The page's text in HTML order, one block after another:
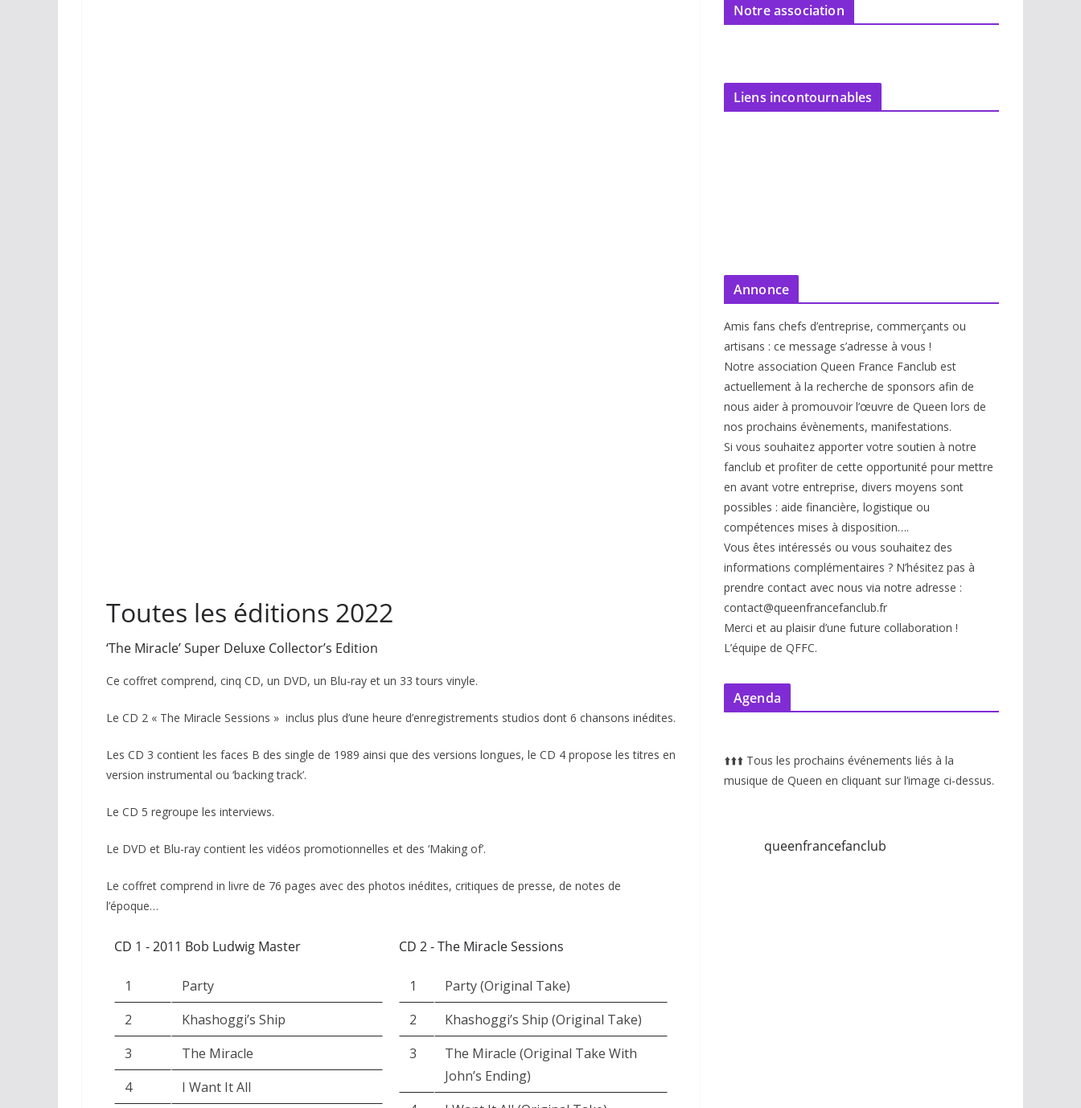
Toutes les éditions 2022
‘The Miracle’ Super Deluxe Collector’s Edition
Ce coffret comprend, cinq CD, un DVD, un Blu-ray et un 33 tours vinyle.
Le CD 2 « The Miracle Sessions » inclus plus d’une heure d’enregistrements studios dont 6 chansons inédites.
Les CD 3 contient les faces B des single de 1989 ainsi que des versions longues, le CD 4 propose les titres en
version instrumental ou ‘backing track’.
Le CD 5 regroupe les interviews.
Le DVD et Blu-ray contient les vidéos promotionnelles et des ‘Making of’.
Le coffret comprend in livre de 76 pages avec des photos inédites, critiques de presse, de notes de
l’époque…
CD 1 - 2011 Bob Ludwig Master
1
Party
2
Khashoggi’s Ship
3
The Miracle
4
I Want It All
CD 2 - The Miracle Sessions
1
Party (Original Take)
2
Khashoggi’s Ship (Original Take)
3
The Miracle (Original Take With
John’s Ending)
Notre association
Liens incontournables
Annonce
Amis fans chefs d’entreprise, commerçants ou
artisans : ce message s’adresse à vous !
Notre association Queen France Fanclub est
actuellement à la recherche de sponsors afin de
nous aider à promouvoir l’œuvre de Queen lors de
nos prochains évènements, manifestations.
Si vous souhaitez apporter votre soutien à notre
fanclub et profiter de cette opportunité pour mettre
en avant votre entreprise, divers moyens sont
possibles : aide financière, logistique ou
compétences mises à disposition….
Vous êtes intéressés ou vous souhaitez des
informations complémentaires ? N’hésitez pas à
prendre contact avec nous via notre adresse :
contact@queenfrancefanclub.fr
Merci et au plaisir d’une future collaboration !
L’équipe de QFFC.
Agenda
⬆️⬆️⬆️ Tous les prochains événements liés à la
musique de Queen en cliquant sur l’image ci-dessus.
queenfrancefanclub